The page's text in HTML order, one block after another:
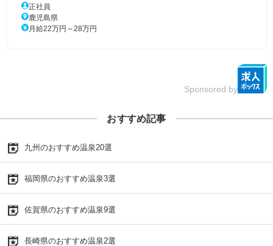
正社員
鹿児島県
月給22万円～28万円
Sponsored by
おすすめ記事
九州のおすすめ温泉20選
福岡県のおすすめ温泉3選
佐賀県のおすすめ温泉9選
長崎県のおすすめ温泉2選